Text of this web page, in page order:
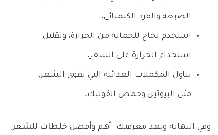
الصبغة والفرد الكيميائي.
استخدم بخاخ للحماية من الحرارة، وتقليل
استخدام الحرارة على الشعر.
تناول المكملات الغذائية التي تقوي الشعر،
مثل البيوتين وحمض الفوليك.
وفي النهاية وبعد معرفتك أهم وأفضل خلطات للشعر